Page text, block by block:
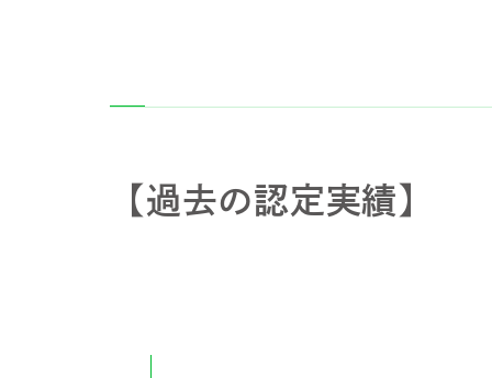
【過去の認定実績】